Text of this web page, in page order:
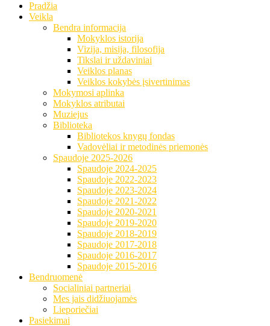
Pradžia
Veikla
Bendra informacija
Mokyklos istorija
Vizija, misija, filosofija
Tikslai ir uždaviniai
Veiklos planas
Veiklos kokybės įsivertinimas
Mokymosi aplinka
Mokyklos atributai
Muziejus
Biblioteka
Bibliotekos knygų fondas
Vadovėliai ir metodinės priemonės
Spaudoje 2025-2026
Spaudoje 2024-2025
Spaudoje 2022-2023
Spaudoje 2023-2024
Spaudoje 2021-2022
Spaudoje 2020-2021
Spaudoje 2019-2020
Spaudoje 2018-2019
Spaudoje 2017-2018
Spaudoje 2016-2017
Spaudoje 2015-2016
Bendruomenė
Socialiniai partneriai
Mes jais didžiuojamės
Lieporiečiai
Pasiekimai